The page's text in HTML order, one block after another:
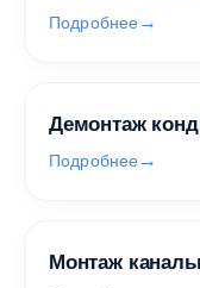
Подробнее
Демонтаж
Подробнее
Монтаж